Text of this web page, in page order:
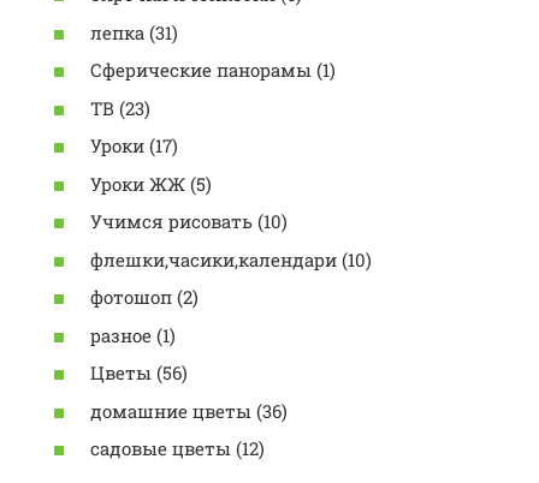
лепка (31)
Сферические панорамы (1)
ТВ (23)
Уроки (17)
Уроки ЖЖ (5)
Учимся рисовать (10)
флешки,часики,календари (10)
фотошоп (2)
разное (1)
Цветы (56)
домашние цветы (36)
садовые цветы (12)